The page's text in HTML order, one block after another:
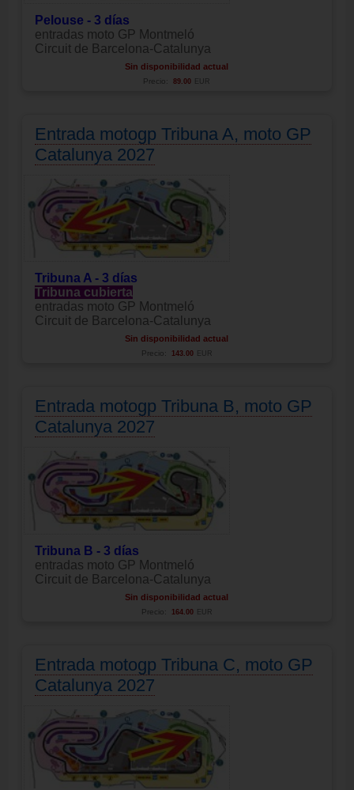
Pelouse - 3 días
entradas moto GP Montmeló
Circuit de Barcelona-Catalunya
Sin disponibilidad actual
Precio: 89.00 EUR
Entrada motogp Tribuna A, moto GP
Catalunya 2027
Tribuna A - 3 días
Tribuna cubierta
entradas moto GP Montmeló
Circuit de Barcelona-Catalunya
Sin disponibilidad actual
Precio: 143.00 EUR
Entrada motogp Tribuna B, moto GP
Catalunya 2027
Tribuna B - 3 días
entradas moto GP Montmeló
Circuit de Barcelona-Catalunya
Sin disponibilidad actual
Precio: 164.00 EUR
Entrada motogp Tribuna C, moto GP
Catalunya 2027